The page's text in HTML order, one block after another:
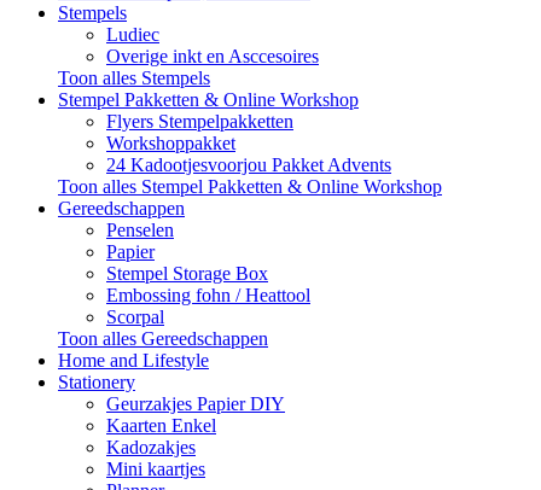
Stempels
Ludiec
Overige inkt en Asccesoires
Toon alles Stempels
Stempel Pakketten & Online Workshop
Flyers Stempelpakketten
Workshoppakket
24 Kadootjesvoorjou Pakket Advents
Toon alles Stempel Pakketten & Online Workshop
Gereedschappen
Penselen
Papier
Stempel Storage Box
Embossing fohn / Heattool
Scorpal
Toon alles Gereedschappen
Home and Lifestyle
Stationery
Geurzakjes Papier DIY
Kaarten Enkel
Kadozakjes
Mini kaartjes